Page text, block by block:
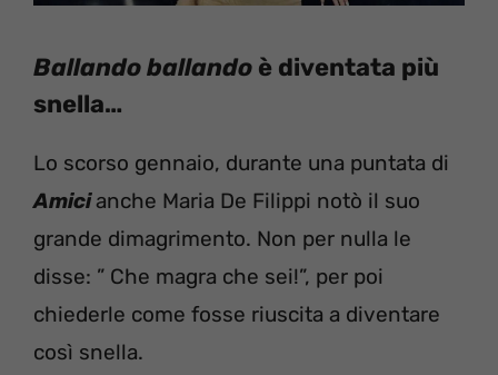
Ballando ballando è diventata più
snella…
Lo scorso gennaio, durante una puntata di
Amici anche Maria De Filippi notò il suo
grande dimagrimento. Non per nulla le
disse: ” Che magra che sei!”, per poi
chiederle come fosse riuscita a diventare
così snella.